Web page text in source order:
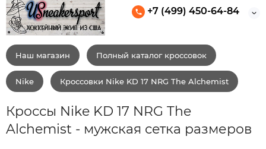
+7 (499) 450-64-84
Наш магазин Полный каталог кроссовок
Nike Кроссовки Nike KD 17 NRG The Alchemist
Кроссы Nike KD 17 NRG The
Alchemist - мужская сетка размеров